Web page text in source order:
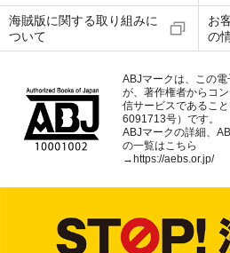
海賊版に関する取り組みに
ついて
お
の
ABJマークは、この
が、著作権者からコ
信サービスであるこ
6091713号）です。
ABJマークの詳細、
の一覧はこちら
→https://aebs.or.jp/